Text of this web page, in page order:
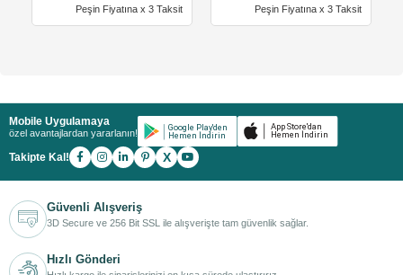
Peşin Fiyatına x 3 Taksit Peşin Fiyatına x 3 Taksit
Mobile Uygulamaya
özel avantajlardan yararlanın!
Takipte Kal! X
Güvenli Alışveriş
3D Secure ve 256 Bit SSL ile alışverişte tam güvenlik sağlar.
Hızlı Gönderi